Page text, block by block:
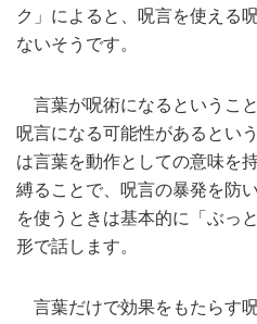
ク」によると、呪言を使える
ないそうです。
言葉が呪術になるというこ
呪言になる可能性があるとい
は言葉を動作としての意味を
縛ることで、呪言の暴発を防
を使うときは基本的に「ぶっ
形で話します。
言葉だけで効果をもたらす